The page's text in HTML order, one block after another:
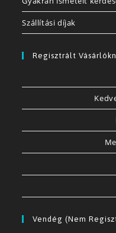
Szállítási díjak
Regisztrált
Vendég (nem